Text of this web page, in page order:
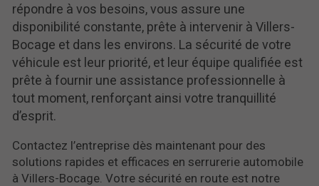
répondre à vos besoins, vous assure une
disponibilité constante, prête à intervenir à Villers-
Bocage et dans les environs. La sécurité de votre
véhicule est leur priorité, et leur équipe qualifiée est
prête à fournir une assistance professionnelle à
tout moment, renforçant ainsi votre tranquillité
d’esprit.
Contactez l’entreprise dès maintenant pour des
solutions rapides et efficaces en serrurerie automobile
à Villers-Bocage. Votre sécurité en route est notre